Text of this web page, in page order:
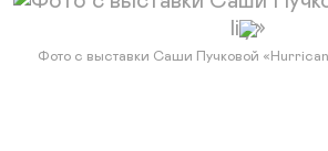
Next
Фото с выставки Саши Пучковой